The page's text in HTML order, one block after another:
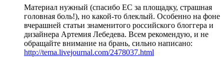
Материал нужный (спасибо ЕС за площадку, страшная
головная боль!), но какой-то блеклый. Особенно на фоне
вчерашней статьи знаменитого российского блоггера и
дизайнера Артемия Лебедева. Всем рекомендую, и не
обращайте внимание на брань, сильно написано:
http://tema.livejournal.com/2478037.html